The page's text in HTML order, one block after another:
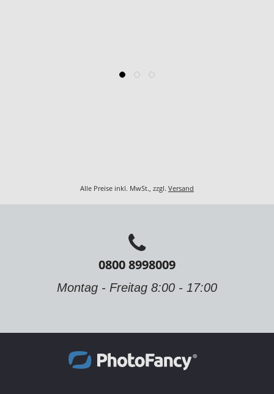
Alle Preise inkl. MwSt., zzgl. Versand
0800 8998009
Montag - Freitag 8:00 - 17:00